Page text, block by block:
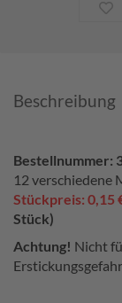
Beschreibung
Bestellnummer:
12 verschiedene
Stückpreis: 0,15
Stück)
Achtung! Nicht